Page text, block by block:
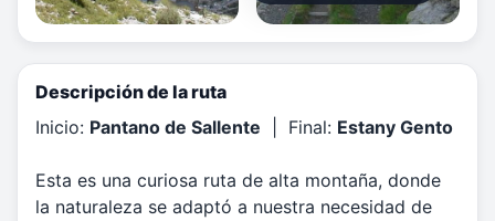
Descripción de la ruta
Inicio: Pantano de Sallente | Final: Estany Gento
Esta es una curiosa ruta de alta montaña, donde
la naturaleza se adaptó a nuestra necesidad de